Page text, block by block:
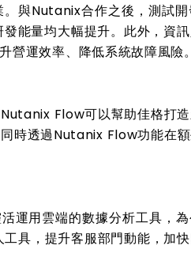
。與Nutanix合作之後，測試
能量均大幅提升。此外，資
營運效率、降低系統故障風險。
Nutanix Flow可以幫助佳格打
時透過Nutanix Flow功能在
運用雲端的數據分析工具，
工具，提升客服部門動能，加